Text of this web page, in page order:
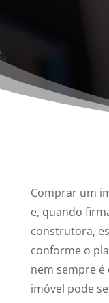
Comprar um
e, quando
construtora,
conforme o
nem sempre é
imóvel pode